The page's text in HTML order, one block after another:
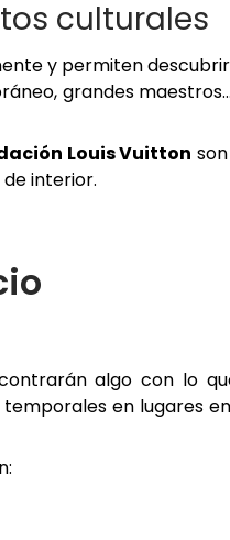
culturales
y permiten
grandes
Louis Vuitton
interior.
algo con lo
en lugares